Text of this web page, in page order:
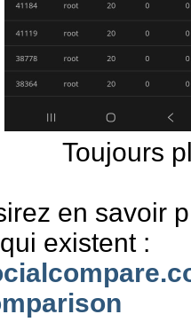
Toujours
en savoir
existent :